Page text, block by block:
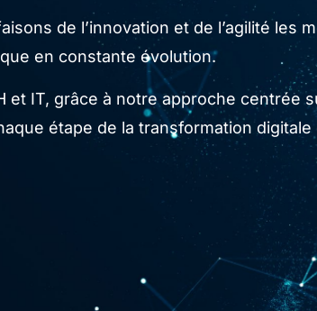
de l’innovation et de l’agilité les
en constante évolution.
et IT, grâce à notre approche centrée
étape de la transformation